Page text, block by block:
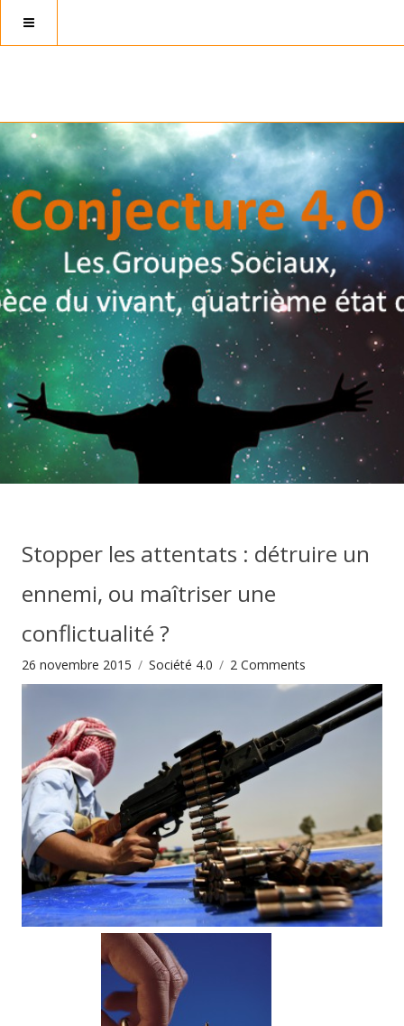
Stopper les attentats : détruire un
ennemi, ou maîtriser une
conflictualité ?
26 novembre 2015 Société 4.0 2 Comments